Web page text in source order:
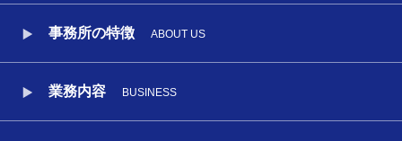
事務所の特徴 ABOUT US
業務内容 BUSINESS